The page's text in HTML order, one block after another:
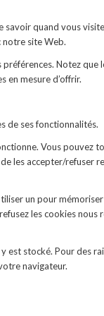
quand vous
notre site Web.
Notez que
en mesure d’offrir.
de ses fonctionnalités.
Vous pouvez
les accepter/refuser
un pour
les cookies nous
est stocké. Pour des
navigateur.